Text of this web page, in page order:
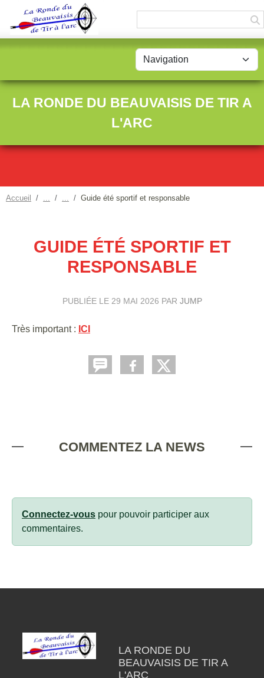
LA RONDE DU BEAUVAISIS DE TIR A
L'ARC
Accueil Guide été sportif et responsable
GUIDE ÉTÉ SPORTIF ET
RESPONSABLE
PUBLIÉE LE 29 MAI 2026 PAR JUMP
Très important : ICI
COMMENTEZ LA NEWS
Connectez-vous pour pouvoir participer aux
commentaires.
LA RONDE DU
BEAUVAISIS DE TIR A
L'ARC
Panneau de gestion des cookies